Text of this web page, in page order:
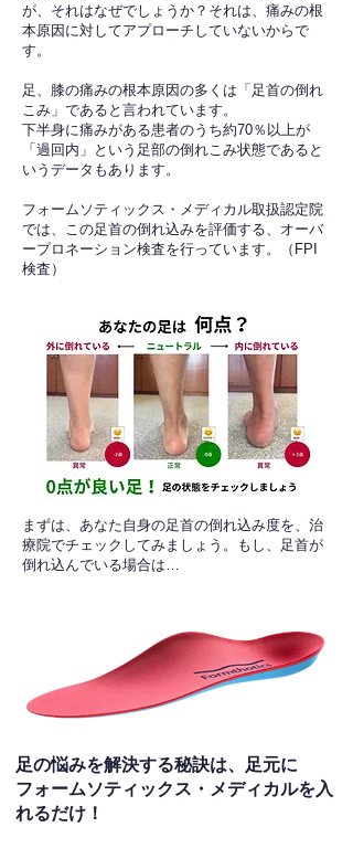
が、それはなぜでしょうか？それは、痛みの根
本原因に対してアプローチしていないからで
す。
足、膝の痛みの根本原因の多くは「足首の倒れ
こみ」であると言われています。
下半身に痛みがある患者のうち約70％以上が
「過回内」という足部の倒れこみ状態であると
いうデータもあります。
フォームソティックス・メディカル取扱認定院
では、この足首の倒れ込みを評価する、オーバ
ープロネーション検査を行っています。（FPI
検査）​
​まずは、あなた自身の足首の倒れ込み度を、治
療院でチェックしてみましょう。もし、足首が
倒れ込んでいる場合は…
足の悩みを解決する秘訣は、足元に
フォームソティックス・メディカルを入
れるだけ！